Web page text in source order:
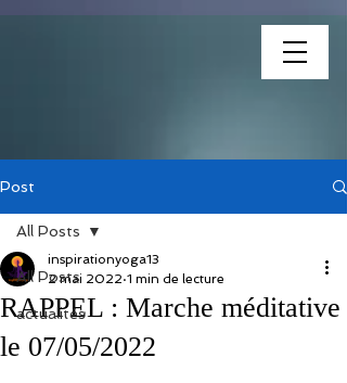
Post
All Posts
actualités
All Posts
RAPPEL : Marche méditative
le 07/05/2022
inspirationyoga13
2 mai 2022 1 min de lecture